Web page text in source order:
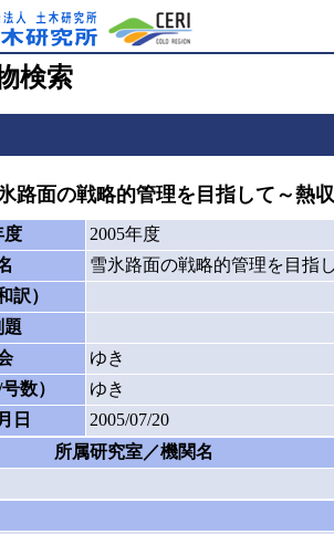
検索
面の戦略的管理を目指して～熱
度
2005年度
雪氷路面の戦略的管理を目指
訳）
題
ゆき
数）
ゆき
日
2005/07/20
所属研究室／機関名